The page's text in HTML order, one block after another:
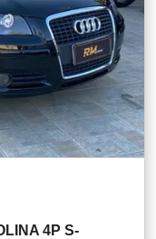
4P S-